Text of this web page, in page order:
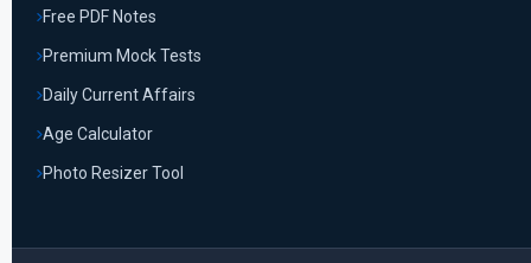
Free PDF Notes
Premium Mock Tests
Daily Current Affairs
Age Calculator
Photo Resizer Tool